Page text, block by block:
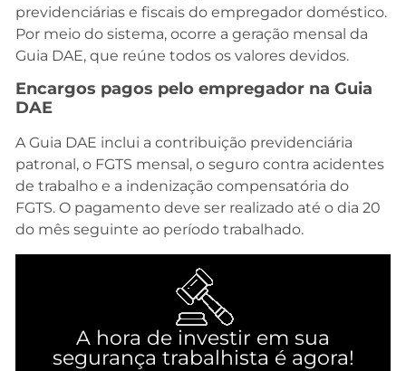
previdenciárias e fiscais do empregador doméstico.
Por meio do sistema, ocorre a geração mensal da
Guia DAE, que reúne todos os valores devidos.
Encargos pagos pelo empregador na Guia
DAE
A Guia DAE inclui a contribuição previdenciária
patronal, o FGTS mensal, o seguro contra acidentes
de trabalho e a indenização compensatória do
FGTS. O pagamento deve ser realizado até o dia 20
do mês seguinte ao período trabalhado.
A hora de investir em sua
segurança trabalhista é agora!